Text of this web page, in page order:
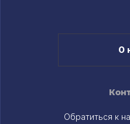
Обратиться к
О